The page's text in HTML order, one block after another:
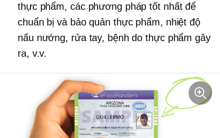
thực phẩm, các phương pháp tốt nhất để
chuẩn bị và bảo quản thực phẩm, nhiệt độ
nấu nướng, rửa tay, bệnh do thực phẩm gây
ra, v.v.